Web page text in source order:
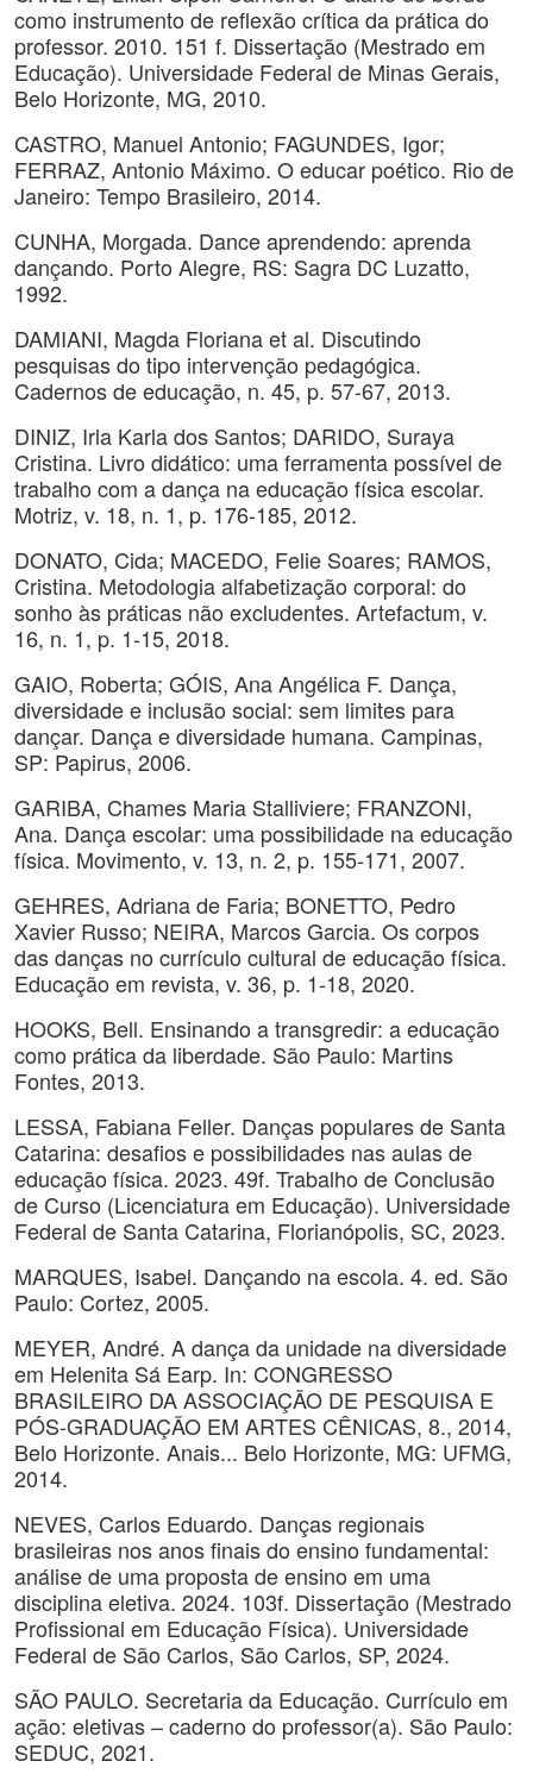
como instrumento de reflexão crítica da prática do
professor. 2010. 151 f. Dissertação (Mestrado em
Educação). Universidade Federal de Minas Gerais,
Belo Horizonte, MG, 2010.
CASTRO, Manuel Antonio; FAGUNDES, Igor;
FERRAZ, Antonio Máximo. O educar poético. Rio de
Janeiro: Tempo Brasileiro, 2014.
CUNHA, Morgada. Dance aprendendo: aprenda
dançando. Porto Alegre, RS: Sagra DC Luzatto,
1992.
DAMIANI, Magda Floriana et al. Discutindo
pesquisas do tipo intervenção pedagógica.
Cadernos de educação, n. 45, p. 57-67, 2013.
DINIZ, Irla Karla dos Santos; DARIDO, Suraya
Cristina. Livro didático: uma ferramenta possível de
trabalho com a dança na educação física escolar.
Motriz, v. 18, n. 1, p. 176-185, 2012.
DONATO, Cida; MACEDO, Felie Soares; RAMOS,
Cristina. Metodologia alfabetização corporal: do
sonho às práticas não excludentes. Artefactum, v.
16, n. 1, p. 1-15, 2018.
GAIO, Roberta; GÓIS, Ana Angélica F. Dança,
diversidade e inclusão social: sem limites para
dançar. Dança e diversidade humana. Campinas,
SP: Papirus, 2006.
GARIBA, Chames Maria Stalliviere; FRANZONI,
Ana. Dança escolar: uma possibilidade na educação
física. Movimento, v. 13, n. 2, p. 155-171, 2007.
GEHRES, Adriana de Faria; BONETTO, Pedro
Xavier Russo; NEIRA, Marcos Garcia. Os corpos
das danças no currículo cultural de educação física.
Educação em revista, v. 36, p. 1-18, 2020.
HOOKS, Bell. Ensinando a transgredir: a educação
como prática da liberdade. São Paulo: Martins
Fontes, 2013.
LESSA, Fabiana Feller. Danças populares de Santa
Catarina: desafios e possibilidades nas aulas de
educação física. 2023. 49f. Trabalho de Conclusão
de Curso (Licenciatura em Educação). Universidade
Federal de Santa Catarina, Florianópolis, SC, 2023.
MARQUES, Isabel. Dançando na escola. 4. ed. São
Paulo: Cortez, 2005.
MEYER, André. A dança da unidade na diversidade
em Helenita Sá Earp. In: CONGRESSO
BRASILEIRO DA ASSOCIAÇÃO DE PESQUISA E
PÓS-GRADUAÇÃO EM ARTES CÊNICAS, 8., 2014,
Belo Horizonte. Anais... Belo Horizonte, MG: UFMG,
2014.
NEVES, Carlos Eduardo. Danças regionais
brasileiras nos anos finais do ensino fundamental:
análise de uma proposta de ensino em uma
disciplina eletiva. 2024. 103f. Dissertação (Mestrado
Profissional em Educação Física). Universidade
Federal de São Carlos, São Carlos, SP, 2024.
SÃO PAULO. Secretaria da Educação. Currículo em
ação: eletivas – caderno do professor(a). São Paulo:
SEDUC, 2021.